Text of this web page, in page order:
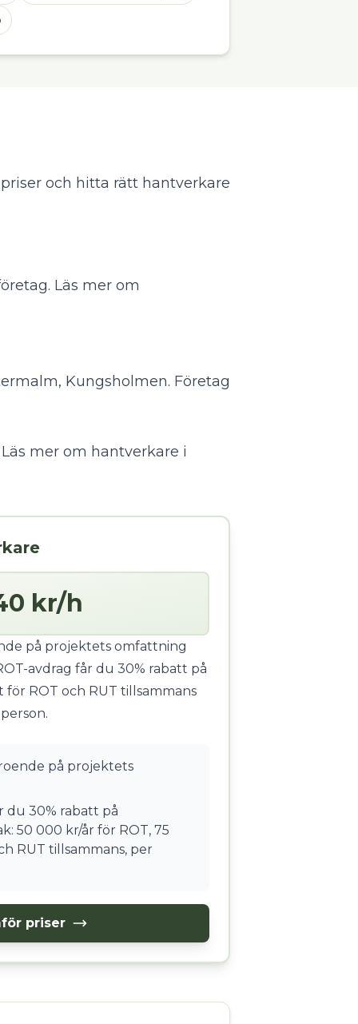
och hitta rätt hantverkare
Läs mer om
Kungsholmen. Företag
Läs mer om hantverkare i
kr/h
på projektets omfattning
avdrag får du 30% rabatt på
ROT och RUT tillsammans
på projektets
du 30% rabatt på
50 000 kr/år för ROT, 75
RUT tillsammans, per
priser